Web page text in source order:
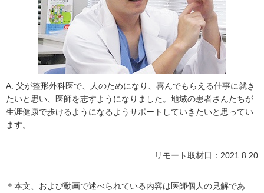
A. 父が整形外科医で、人のためになり、喜んでもらえる仕事に就き
たいと思い、医師を志すようになりました。地域の患者さんたちが
生涯健康で歩けるようになるようサポートしていきたいと思ってい
ます。
リモート取材日：2021.8.20
＊本文、および動画で述べられている内容は医師個人の見解であ